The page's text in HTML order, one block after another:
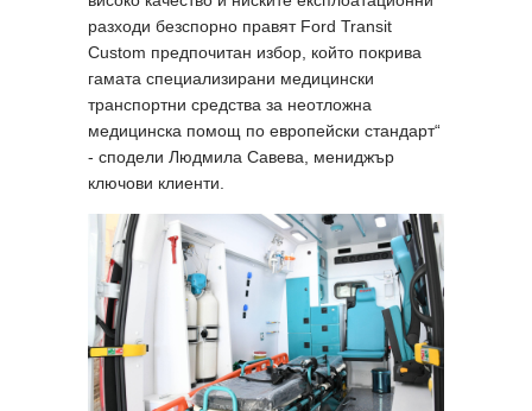
разходи безспорно правят Ford Transit
Custom предпочитан избор, който покрива
гамата специализирани медицински
транспортни средства за неотложна
медицинска помощ по европейски стандарт“
- сподели Людмила Савева, мениджър
ключови клиенти.